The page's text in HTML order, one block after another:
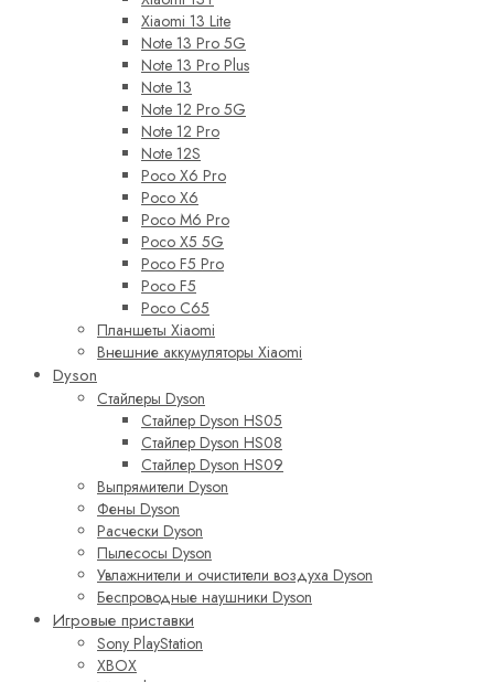
Xiaomi 13 Lite
Note 13 Pro 5G
Note 13 Pro Plus
Note 13
Note 12 Pro 5G
Note 12 Pro
Note 12S
Poco X6 Pro
Poco X6
Poco M6 Pro
Poco X5 5G
Poco F5 Pro
Poco F5
Poco C65
Планшеты Xiaomi
Внешние аккумуляторы Xiaomi
Dyson
Стайлеры Dyson
Стайлер Dyson HS05
Стайлер Dyson HS08
Стайлер Dyson HS09
Выпрямители Dyson
Фены Dyson
Расчески Dyson
Пылесосы Dyson
Увлажнители и очистители воздуха Dyson
Беспроводные наушники Dyson
Игровые приставки
Sony PlayStation
XBOX